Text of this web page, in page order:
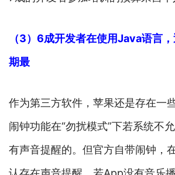
（3）6成开发者在使用Java语言
期最
作为第三方软件，苹果还是存在一
闹钟功能在“勿扰模式”下若系统不
有声音提醒的。但官方自带闹钟，